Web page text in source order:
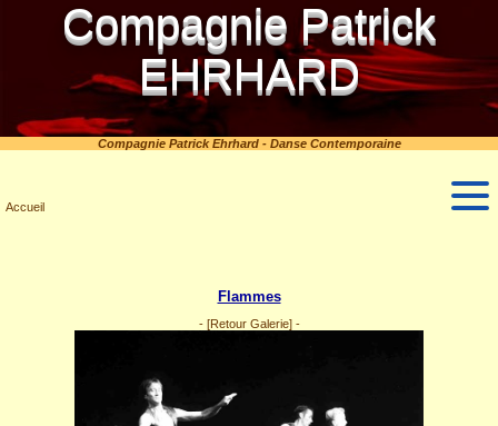
Compagnie Patrick
EHRHARD
Compagnie Patrick Ehrhard - Danse Contemporaine
Accueil
Flammes
- [Retour Galerie]-